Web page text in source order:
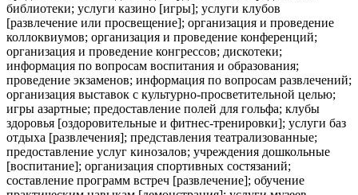
библиотеки; услуги казино [игры]; услуги клубов
[развлечение или просвещение]; организация и проведение
коллоквиумов; организация и проведение конференций;
организация и проведение конгрессов; дискотеки;
информация по вопросам воспитания и образования;
проведение экзаменов; информация по вопросам развлечений;
организация выставок с культурно-просветительной целью;
игры азартные; предоставление полей для гольфа; клубы
здоровья [оздоровительные и фитнес-тренировки]; услуги баз
отдыха [развлечения]; представления театрализованные;
предоставление услуг кинозалов; учреждения дошкольные
[воспитание]; организация спортивных состязаний;
составление программ встреч [развлечение]; обучение